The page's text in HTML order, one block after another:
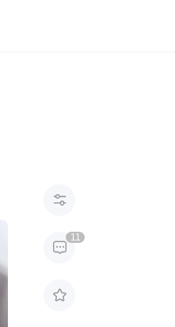


11
